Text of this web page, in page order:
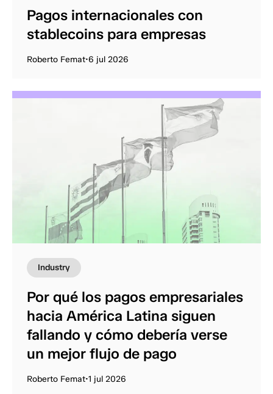
Pagos internacionales con
stablecoins para empresas
Roberto Femat•6 jul 2026
Industry
Por qué los pagos empresariales
hacia América Latina siguen
fallando y cómo debería verse
un mejor flujo de pago
Roberto Femat•1 jul 2026